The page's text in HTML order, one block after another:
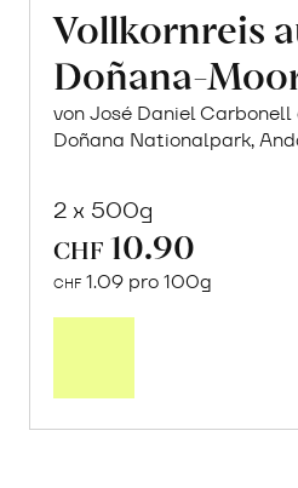
Vollkornreis
Doñana-
von José Daniel Carbonell
Doñana Nationalpark,
2 x 500g
CHF 10.90
CHF 1.09 pro 100g